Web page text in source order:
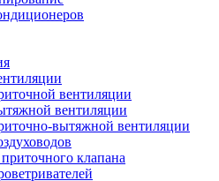
вентиляции
вентиляции
вытяжной вентиляции
клапана